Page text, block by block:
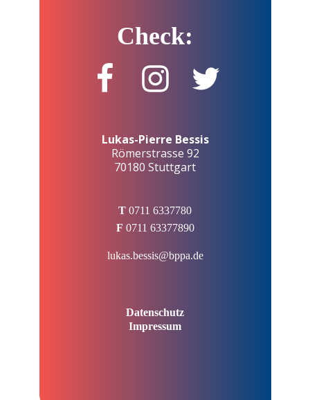
Check:
Lukas-Pierre Bessis
Römerstrasse 92
70180 Stuttgart
T 0711 6337780
F 0711 63377890
lukas.bessis@bppa.de
Datenschutz
Impressum